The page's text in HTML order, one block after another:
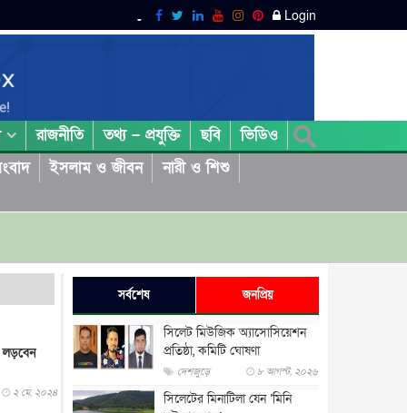
Login
রাজনীতি তথ্য – প্রযুক্তি ছবি
ভিডিও
ইসলাম ও জীবন
নারী ও শিশু
লড়বেন
২ মে, ২০২৪
সর্বশেষ জনপ্রিয়
সিলেট মিউজিক অ্যাসোসিয়েশন
প্রতিষ্ঠা, কমিটি ঘোষণা
দেশজুড়ে ৮ আগস্ট, ২০২৬
সিলেটের মিনাটিলা যেন ‘মিনি